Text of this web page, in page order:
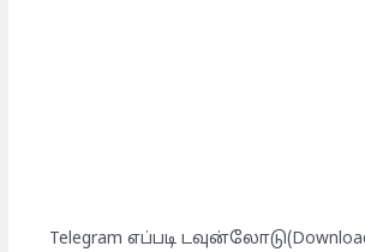
Telegram எப்படி